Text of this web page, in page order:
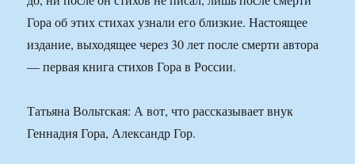
Гора об этих стихах узнали его близкие. Настоящее
издание, выходящее через 30 лет после смерти автора
— первая книга стихов Гора в России.
Татьяна Вольтская: А вот, что рассказывает внук
Геннадия Гора, Александр Гор.